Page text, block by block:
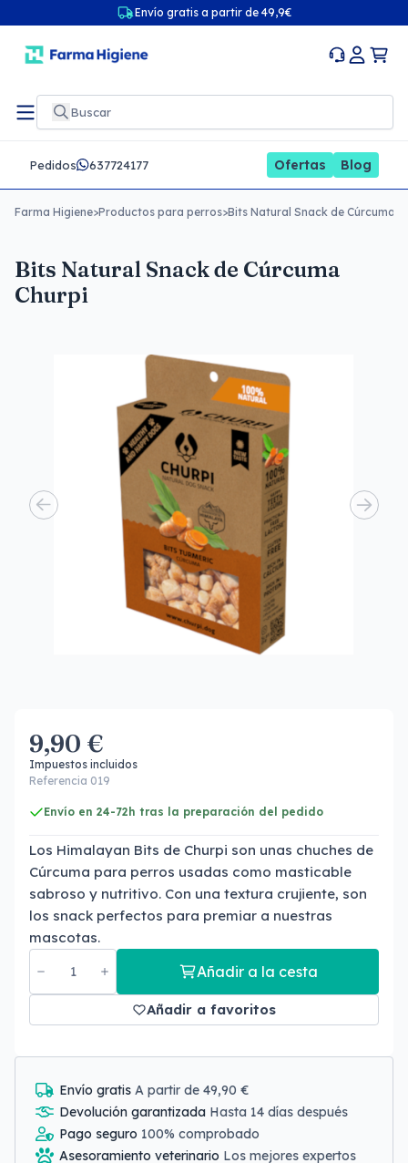
Envío gratis a partir de 49,9€
Pedidos 637724177 Ofertas Blog
Farma Higiene>Productos para perros>Bits Natural Snack de Cúrcuma
Bits Natural Snack de Cúrcuma
Churpi
9,90 €
Impuestos incluidos
Referencia 019
Envío en 24-72h tras la preparación del pedido
Los Himalayan Bits de Churpi son unas chuches de
Cúrcuma para perros usadas como masticable
sabroso y nutritivo. Con una textura crujiente, son
los snack perfectos para premiar a nuestras
mascotas.
Añadir a la cesta
Añadir a favoritos
Envío gratis A partir de 49,90 €
Devolución garantizada Hasta 14 días después
Pago seguro 100% comprobado
Asesoramiento veterinario Los mejores expertos